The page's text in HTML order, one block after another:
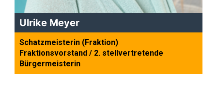
Ulrike Meyer
Schatzmeisterin (Fraktion)
Fraktionsvorstand / 2. stellvertretende
Bürgermeisterin